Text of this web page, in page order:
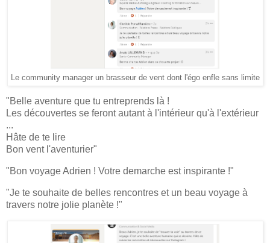
Le community manager un brasseur de vent dont l'égo enfle sans limite
"Belle aventure que tu entreprends là !
Les découvertes se feront autant à l'intérieur qu'à l'extérieur
...
Hâte de te lire
Bon vent l'aventurier"
"Bon voyage Adrien ! Votre demarche est inspirante !"
"Je te souhaite de belles rencontres et un beau voyage à
travers notre jolie planète !"